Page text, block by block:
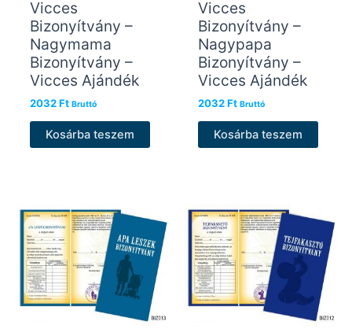
Vicces
Bizonyítvány –
Nagymama
Bizonyítvány –
Vicces Ajándék
2032Ft Bruttó
Kosárba teszem
Vicces
Bizonyítvány –
Nagypapa
Bizonyítvány –
Vicces Ajándék
2032Ft Bruttó
Kosárba teszem